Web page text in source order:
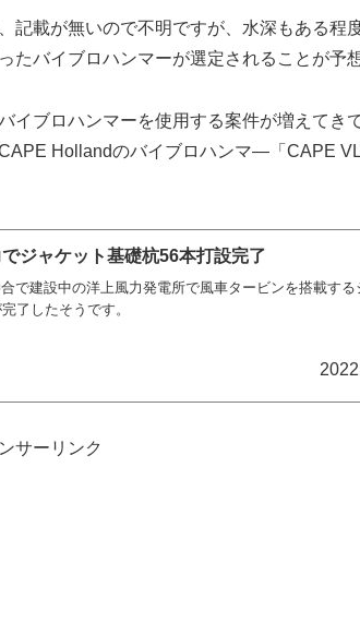
載が無いので不明ですが、水深もある程
バイブロハンマーが選定されることが予
ブロハンマーを使用する案件が増えてき
Hollandのバイブロハンマ―「CAPE
ジャケット基礎杭56本打設完了
で建設中の洋上風力発電所で風車タービンを搭載する
了したそうです。
サーリンク